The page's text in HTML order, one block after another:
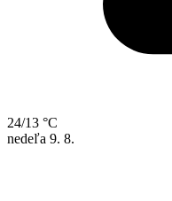
24/13 °C
nedeľa 9. 8.